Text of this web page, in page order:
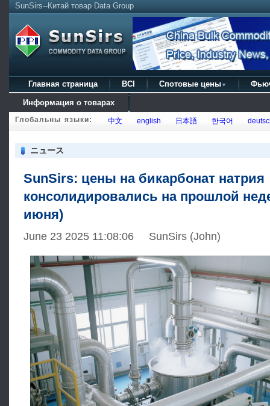
SunSirs--Китай товар Data Group
Главная страница BCI Спотовые цены ▼
Информация о товарах
Глобальны языки: 中文 english 日本語 한국어
ニュース
SunSirs: цены на бикарбонат натрия
консолидировались на прошлой
июня)
June 23 2025 11:08:06 SunSirs (John)